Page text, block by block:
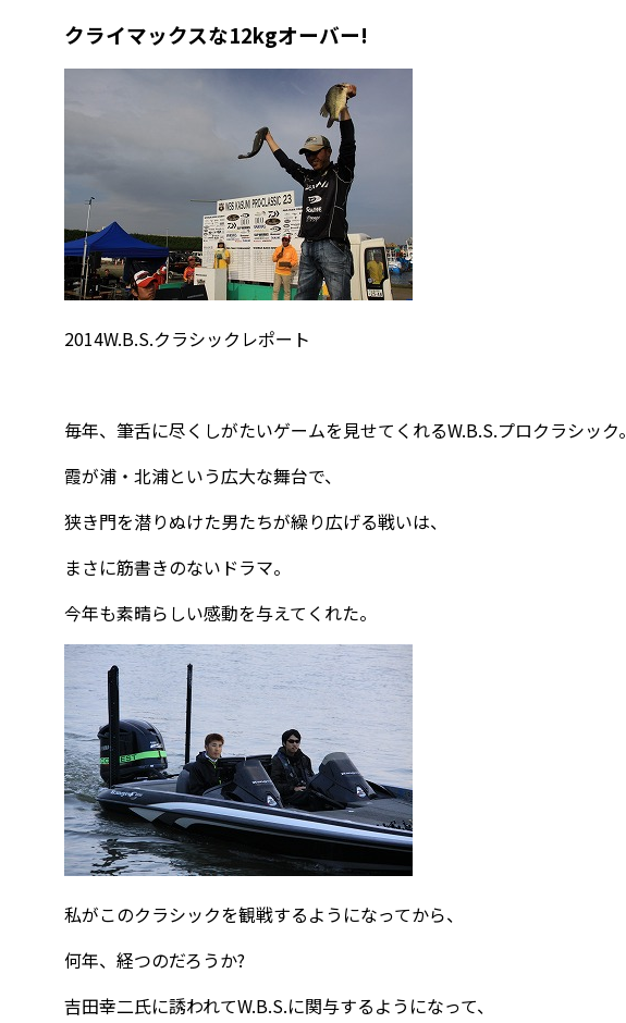
クライマックスな12kgオーバー!
2014W.B.S.クラシックレポート
毎年、筆舌に尽くしがたいゲームを見せてくれるW.B.S.プロクラシック。
霞が浦・北浦という広大な舞台で、
狭き門を潜りぬけた男たちが繰り広げる戦いは、
まさに筋書きのないドラマ。
今年も素晴らしい感動を与えてくれた。
私がこのクラシックを観戦するようになってから、
何年、経つのだろうか?
吉田幸二氏に誘われてW.B.S.に関与するようになって、